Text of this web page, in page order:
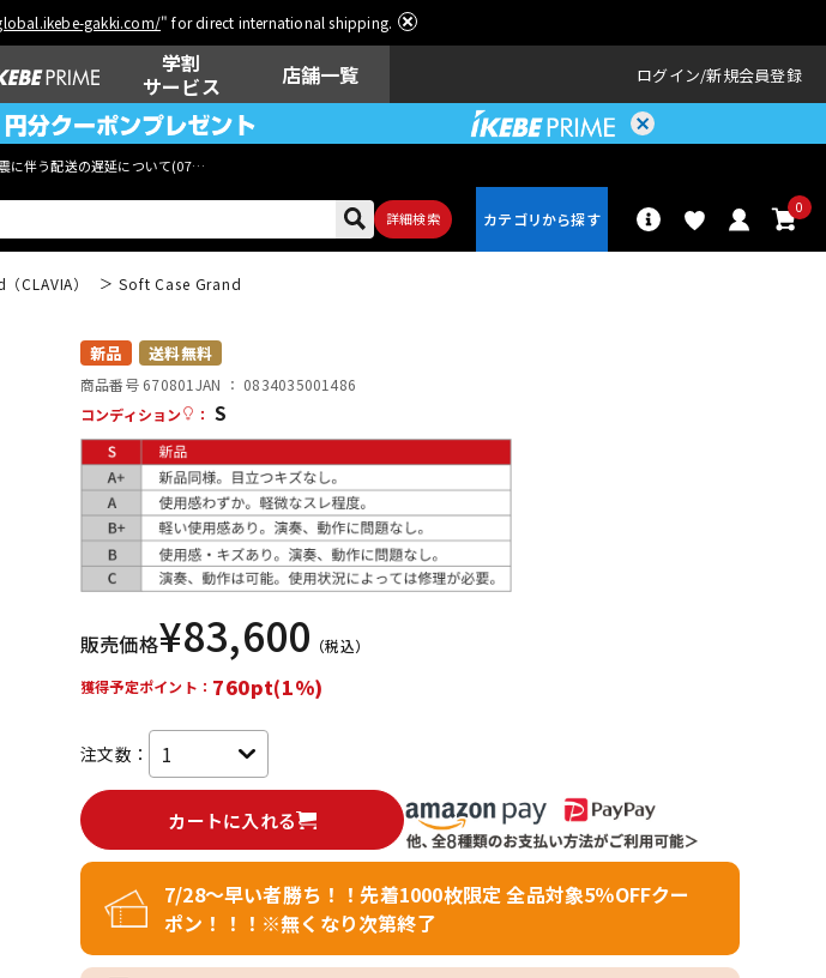
gakki.com/" for direct international shipping.
学割
サービス
店舗一覧 ログイン 新規会員登録
に伴う配送の遅延について(07月29日
詳細検索
0
ウクレレ
その他楽器
レコーディン
グ機器
配信/ライブ
機器
CLAVIA） Soft Case Grand
新品 送料無料
商品番号 670801 JAN ： 0834035001486
コンディション
： S
販売価格¥83,600 （税込）
獲得予定ポイント： 760pt(1%)
注文数：
カートに入れる
7/28～早い者勝ち！！先着1000枚限定 全品対象5％OFFクー
ポン！！！※無くなり次第終了